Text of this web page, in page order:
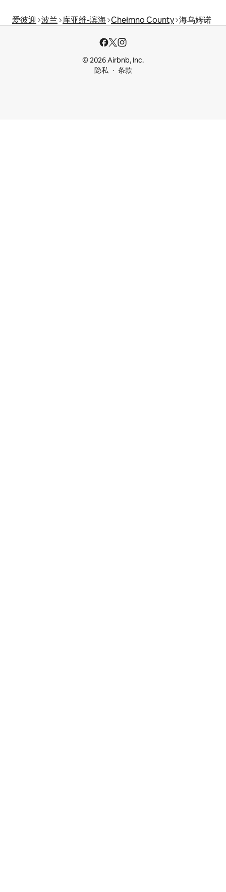
爱彼迎 波兰 库亚维-滨海 Chełmno County 海乌姆诺
© 2026 Airbnb, Inc.
隐私
条款